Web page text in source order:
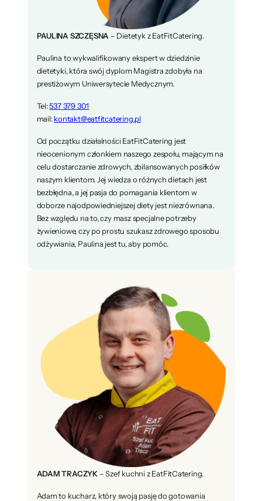
PAULINA SZCZĘSNA – Dietetyk z EatFitCatering.
Paulina to wykwalifikowany ekspert w dziedzinie
dietetyki, która swój dyplom Magistra zdobyła na
prestiżowym Uniwersytecie Medycznym.
Tel:537 379 301
mail:kontakt@eatfitcatering.pl
Od początku działalności EatFitCatering jest
nieocenionym członkiem naszego zespołu, mającym na
celu dostarczanie zdrowych, zbilansowanych posiłków
naszym klientom. Jej wiedza o różnych dietach jest
bezbłędna, a jej pasja do pomagania klientom w
doborze najodpowiedniejszej diety jest niezrównana.
Bez względu na to, czy masz specjalne potrzeby
żywieniowe, czy po prostu szukasz zdrowego sposobu
odżywiania, Paulina jest tu, aby pomóc.
ADAM TRACZYK– Szef kuchni z EatFitCatering.
Adam to kucharz, który swoją pasję do gotowania